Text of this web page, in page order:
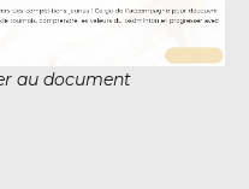
au document